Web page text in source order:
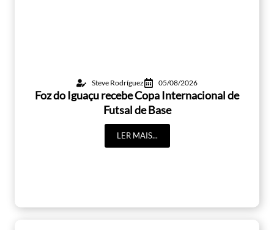
Steve Rodríguez 05/08/2026
Foz do Iguaçu recebe Copa Internacional de
Futsal de Base
LER MAIS...